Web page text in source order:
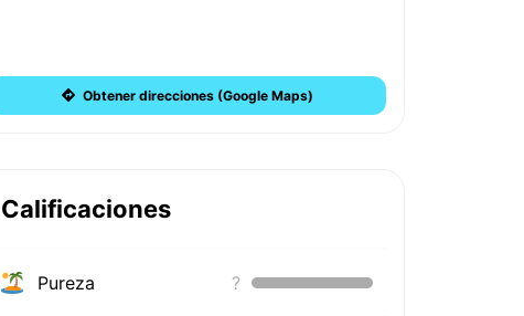
Obtener direcciones (Google Maps)
Calificaciones
Pureza ?